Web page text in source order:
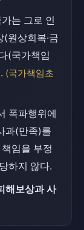
는 그로 인
원상회복·금
(국가책임
(국가책임초
폭파행위에
과(만족)를
임을 부정
하지 않다.
해보상과 사